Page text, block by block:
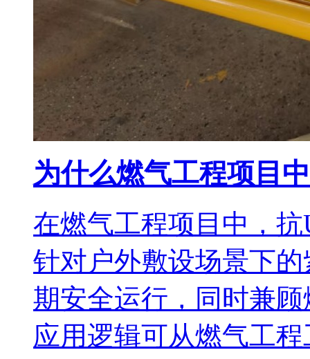
为什么燃气工程项目
在燃气工程项目中，
针对户外敷设场景下
期安全运行，同时兼
应用逻辑可从燃气工